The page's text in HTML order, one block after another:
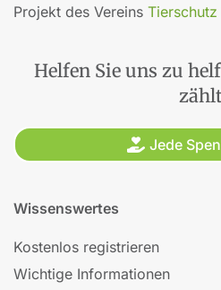
Projekt des Vereins
Helfen Sie uns zu
Jede
Wissenswertes
Kostenlos registrieren
Wichtige Informationen